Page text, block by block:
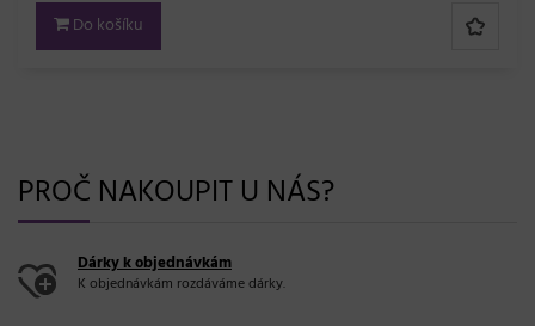
Do košíku
PROČ NAKOUPIT U NÁS?
Dárky k objednávkám
K objednávkám rozdáváme dárky.